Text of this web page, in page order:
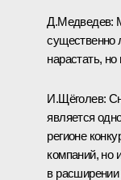
Д.Медведев:
существенно
нарастать,
И.Щёголев:
является
регионе
компаний, но
в расширении